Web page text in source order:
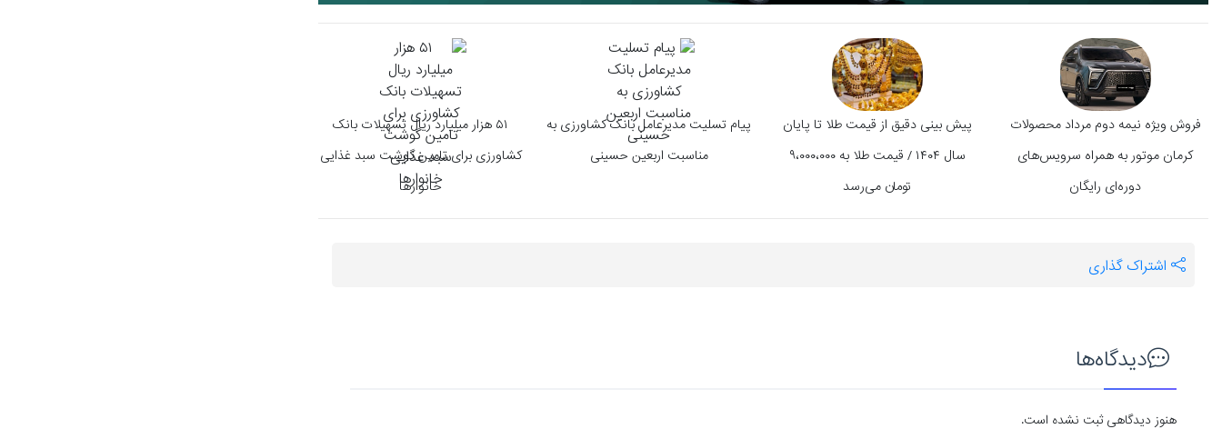
فروش ویژه نیمه دوم مرداد محصولات
کرمان موتور به همراه سرویس‌های
دوره‌ای رایگان
پیش بینی دقیق از قیمت طلا تا پایان
سال ۱۴۰۴ / قیمت طلا به ۹،۰۰۰،۰۰۰
تومان می‌رسد
پیام تسلیت مدیرعامل بانک کشاورزی به
مناسبت اربعین حسینی
۵۱ هزار میلیارد ریال تسهیلات بانک
کشاورزی برای تامین گوشت سبد غذایی
خانوارها
اشتراک گذاری
دیدگاه‌ها
هنوز دیدگاهی ثبت نشده است.